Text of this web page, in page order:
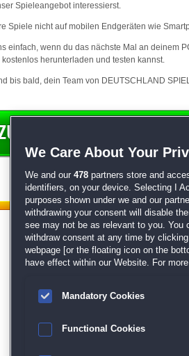
Spieleangebot interessierst.
Spiele nicht auf mobilen Endgeräten wie
einfach, wenn du das nächste Mal an deinem
herunterladen und testen kannst.
bis bald, dein Team von DEUTSCHLAND
Datenschutz| AGB|Impressum
We Care About Your
We and our 478 partners store and
identifiers, on your device. Selecting I
purposes shown under we and our
withdrawing your consent will disable
see may not be as relevant to you. You
withdraw consent at any time by
webpage [or the floating icon on the
have effect within our Website. For
Mandatory Cookies
Functional Cookies